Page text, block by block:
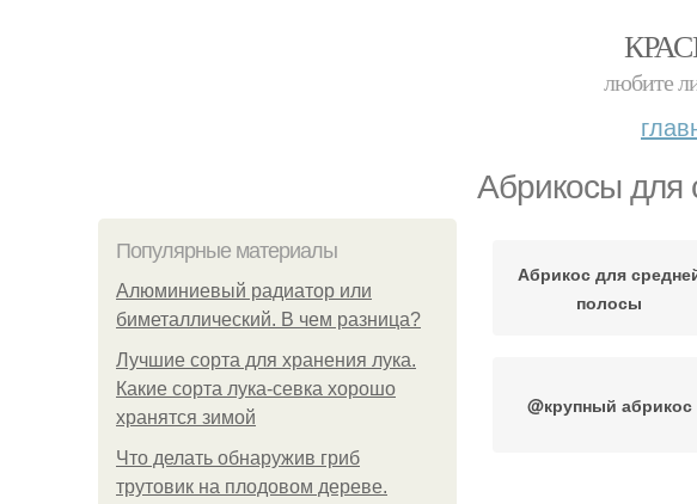
любите
Абрикосы для
Популярные материалы
Алюминиевый радиатор или
биметаллический. В чем разница?
Лучшие сорта для хранения лука.
Какие сорта лука-севка хорошо
хранятся зимой
Что делать обнаружив гриб
трутовик на плодовом дереве.
Абрикос для
полосы
@крупный абрикос